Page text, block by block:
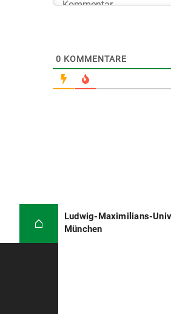
0 KOMMENTARE
Ludwig-Maximilians-
München